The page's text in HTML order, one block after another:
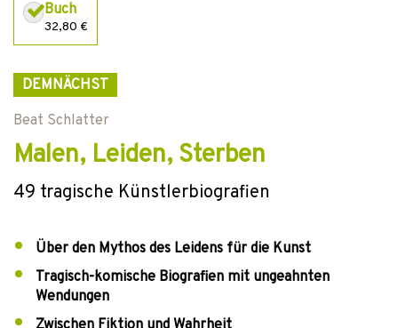
Buch
32,80 €
DEMNÄCHST
Beat Schlatter
Malen, Leiden, Sterben
49 tragische Künstlerbiografien
Über den Mythos des Leidens für die Kunst
Tragisch-komische Biografien mit ungeahnten
Wendungen